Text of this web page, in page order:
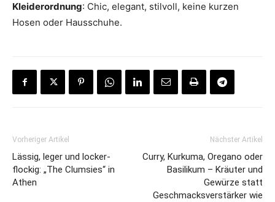
Kleiderordnung: Chic, elegant, stilvoll, keine kurzen
Hosen oder Hausschuhe.
Vorheriger Artikel
Lässig, leger und locker-
flockig: „The Clumsies“ in
Athen
Nächster Artikel
Curry, Kurkuma, Oregano oder
Basilikum – Kräuter und
Gewürze statt
Geschmacksverstärker wie